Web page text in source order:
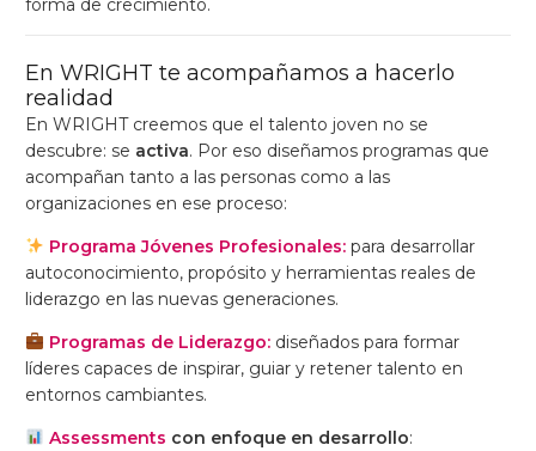
forma de crecimiento.
En WRIGHT te acompañamos a hacerlo
realidad
En WRIGHT creemos que el talento joven no se
descubre: se activa. Por eso diseñamos programas que
acompañan tanto a las personas como a las
organizaciones en ese proceso:
Programa Jóvenes Profesionales: para desarrollar
autoconocimiento, propósito y herramientas reales de
liderazgo en las nuevas generaciones.
Programas de Liderazgo: diseñados para formar
líderes capaces de inspirar, guiar y retener talento en
entornos cambiantes.
Assessments con enfoque en desarrollo: